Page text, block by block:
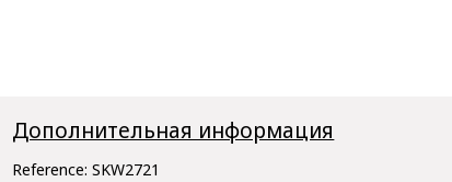
Дополнительная информация
Reference:SKW2721